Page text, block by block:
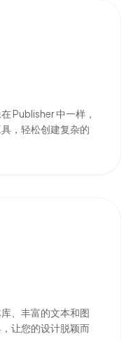
Publisher 中一样，
，轻松创建复杂的
、丰富的文本和图
让您的设计脱颖而